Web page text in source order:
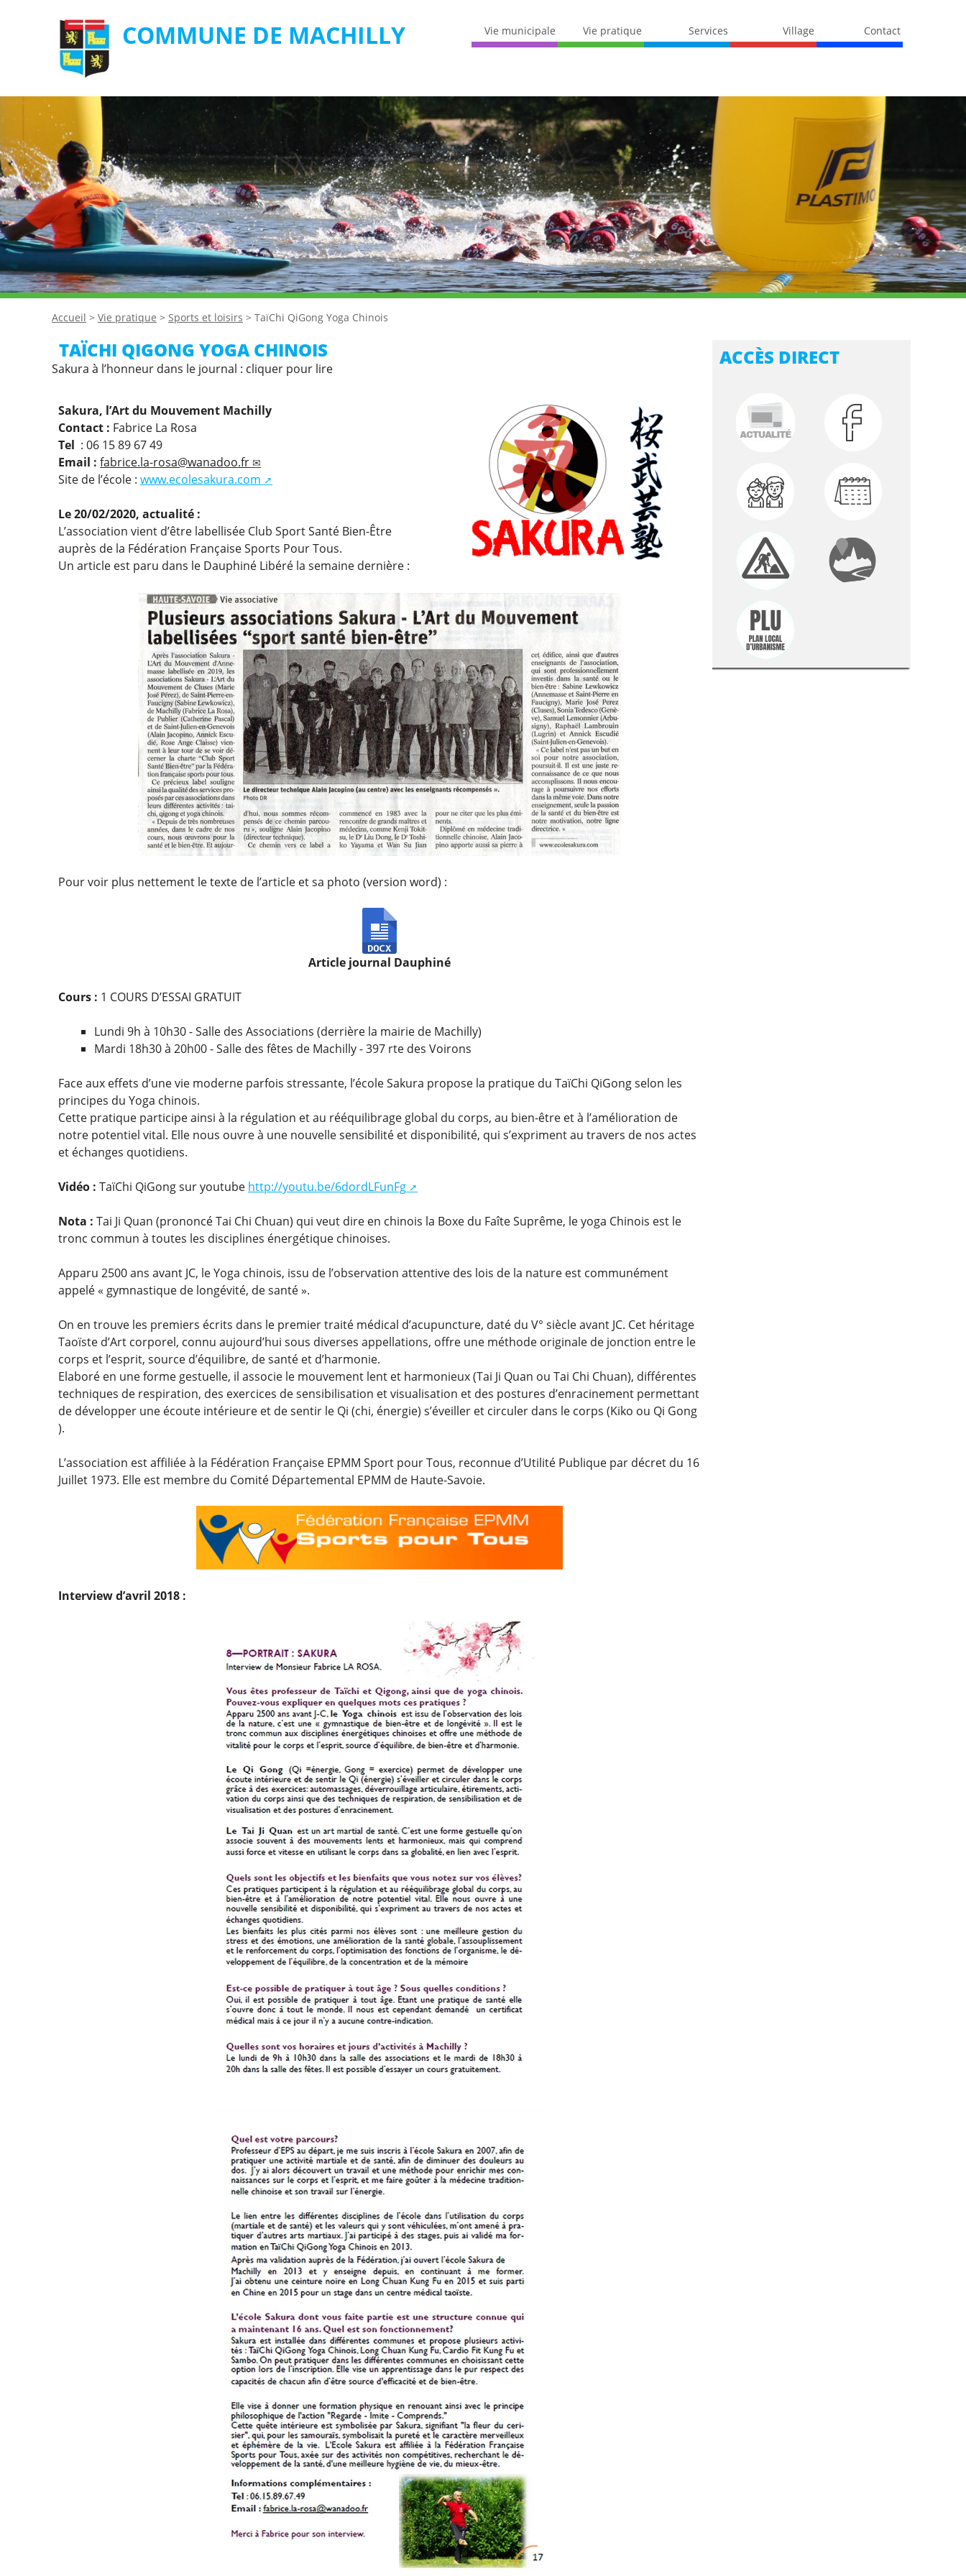
COMMUNE DE MACHILLY Vie municipale Vie pratique Services Village Contact
Accueil > Vie pratique > Sports et loisirs > TaïChi QiGong Yoga Chinois
TAÏCHI QIGONG YOGA CHINOIS
Sakura à l’honneur dans le journal : cliquer pour lire
Sakura, l’Art du Mouvement Machilly
Contact : Fabrice La Rosa
Tel : 06 15 89 67 49
Email : fabrice.la-rosa@wanadoo.fr
Site de l’école :www.ecolesakura.com
Le 20/02/2020, actualité :
L’association vient d’être labellisée Club Sport Santé Bien-Être
auprès de la Fédération Française Sports Pour Tous.
Un article est paru dans le Dauphiné Libéré la semaine dernière :
Pour voir plus nettement le texte de l’article et sa photo (version word) :
Article journal Dauphiné
Cours : 1 COURS D’ESSAI GRATUIT
Lundi 9h à 10h30 - Salle des Associations (derrière la mairie de Machilly)
Mardi 18h30 à 20h00 - Salle des fêtes de Machilly - 397 rte des Voirons
Face aux effets d’une vie moderne parfois stressante, l’école Sakura propose la pratique du TaïChi QiGong selon les
principes du Yoga chinois.
Cette pratique participe ainsi à la régulation et au rééquilibrage global du corps, au bien-être et à l’amélioration de
notre potentiel vital. Elle nous ouvre à une nouvelle sensibilité et disponibilité, qui s’expriment au travers de nos actes
et échanges quotidiens.
Vidéo : TaïChi QiGong sur youtube http://youtu.be/6dordLFunFg
Nota : Tai Ji Quan (prononcé Tai Chi Chuan) qui veut dire en chinois la Boxe du Faîte Suprême, le yoga Chinois est le
tronc commun à toutes les disciplines énergétique chinoises.
Apparu 2500 ans avant JC, le Yoga chinois, issu de l’observation attentive des lois de la nature est communément
appelé « gymnastique de longévité, de santé ».
On en trouve les premiers écrits dans le premier traité médical d’acupuncture, daté du V° siècle avant JC. Cet héritage
Taoïste d’Art corporel, connu aujourd’hui sous diverses appellations, offre une méthode originale de jonction entre le
corps et l’esprit, source d’équilibre, de santé et d’harmonie.
Elaboré en une forme gestuelle, il associe le mouvement lent et harmonieux (Tai Ji Quan ou Tai Chi Chuan), différentes
techniques de respiration, des exercices de sensibilisation et visualisation et des postures d’enracinement permettant
de développer une écoute intérieure et de sentir le Qi (chi, énergie) s’éveiller et circuler dans le corps (Kiko ou Qi Gong
).
L’association est affiliée à la Fédération Française EPMM Sport pour Tous, reconnue d’Utilité Publique par décret du 16
Juillet 1973. Elle est membre du Comité Départemental EPMM de Haute-Savoie.
Interview d’avril 2018 :
ACCÈS DIRECT